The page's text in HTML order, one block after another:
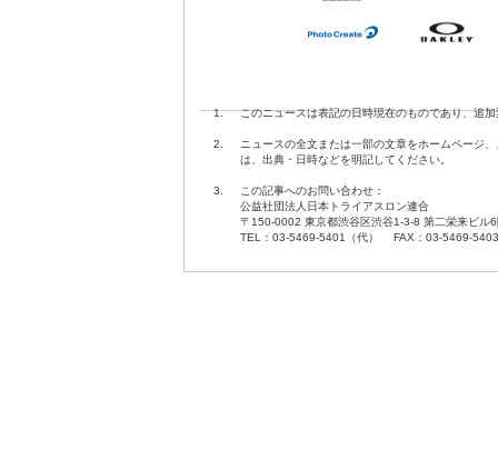
1. このニュースは表記の日時現在のものであり、追
2.
ニュースの全文または一部の文章をホームページ
は、出典・日時などを明記してください。
3.
この記事へのお問い合わせ：
公益社団法人日本トライアスロン連合
〒150-0002 東京都渋谷区渋谷1-3-8 第二栄来ビル
TEL：03-5469-5401（代） FAX：03-5469-